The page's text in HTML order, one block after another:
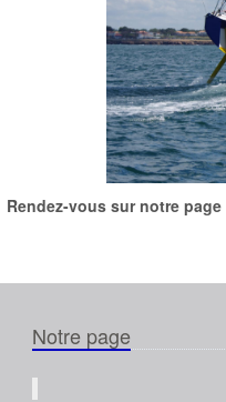
Rendez-vous sur notre page
Notre page